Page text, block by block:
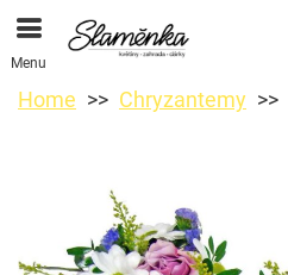
Menu
Home Chryzantemy